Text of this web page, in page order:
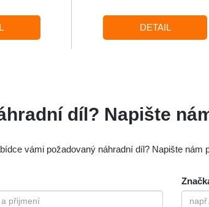
DETAIL
díl? Napište
vámi požadovaný náhradní díl? Napište nám